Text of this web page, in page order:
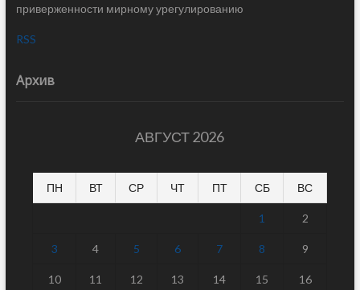
приверженности мирному урегулированию
RSS
Архив
АВГУСТ 2026
ПН ВТ СР ЧТ ПТ СБ ВС
1 2
3 4 5 6 7 8 9
10 11 12 13 14 15 16